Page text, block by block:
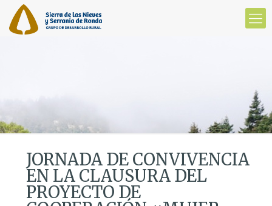
JORNADA DE CONVIVENCIA
EN LA CLAUSURA DEL
PROYECTO DE